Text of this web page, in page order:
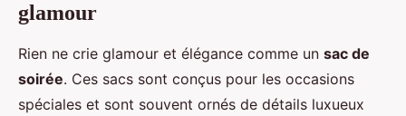
glamour
Rien ne crie glamour et élégance comme un sac de
soirée. Ces sacs sont conçus pour les occasions
spéciales et sont souvent ornés de détails luxueux